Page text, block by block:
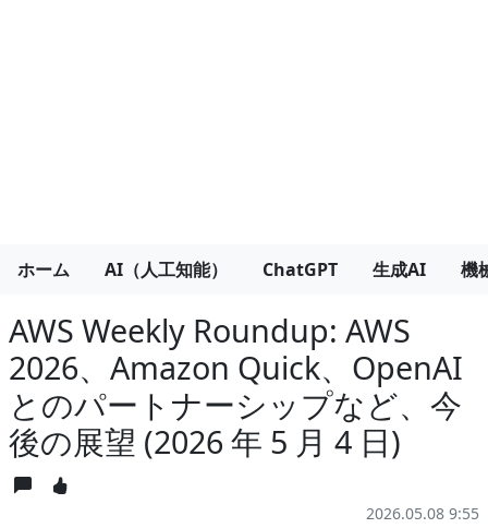
ホーム AI（人工知能） ChatGPT 生成AI 機
AWS Weekly Roundup: AWS
2026、Amazon Quick、OpenAI
とのパートナーシップなど、今
後の展望 (2026 年 5 月 4 日)
2026.05.08 9:55